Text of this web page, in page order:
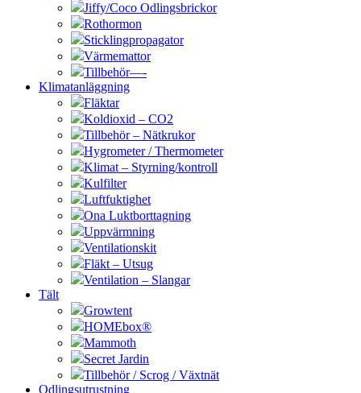
Jiffy/Coco Odlingsbrickor
Rothormon
Sticklingpropagator
Värmemattor
Tillbehör—-
Klimatanläggning
Fläktar
Koldioxid – CO2
Tillbehör – Nätkrukor
Hygrometer / Thermometer
Klimat – Styrning/kontroll
Kulfilter
Luftfuktighet
Ona Luktborttagning
Uppvärmning
Ventilationskit
Fläkt – Utsug
Ventilation – Slangar
Tält
Growtent
HOMEbox®
Mammoth
Secret Jardin
Tillbehör / Scrog / Växtnät
Odlingsutrustning